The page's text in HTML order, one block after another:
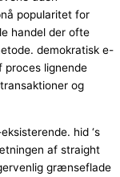
popularitet for
handel der ofte
demokratisk e-
proces lignende
og
hid ‘s
af straight
grænseflade